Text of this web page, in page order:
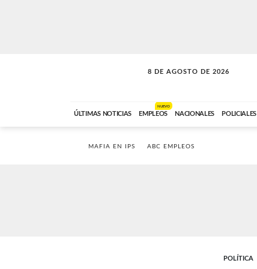
8 DE AGOSTO DE 2026
SOLO MÚSICA
ÚLTIMAS NOTICIAS EMPLEOS
NUEVO
NACIONALES POLICIALES
MAFIA EN IPS ABC EMPLEOS
POLÍTICA